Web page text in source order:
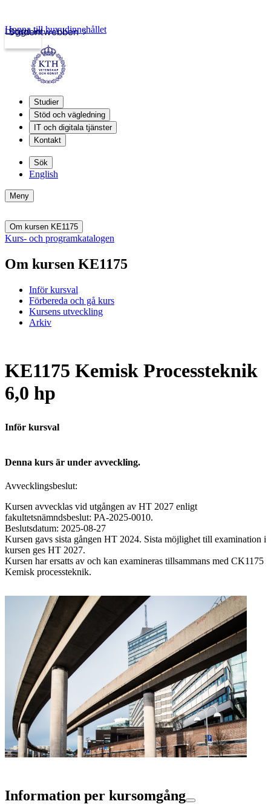
Studentwebben
Logga in
Hoppa till huvudinnehållet
Studier
Stöd och vägledning
IT och digitala tjänster
Kontakt
Sök
English
Meny
Om kursen KE1175
Kurs- och programkatalogen
Om kursen KE1175
Inför kursval
Förbereda och gå kurs
Kursens utveckling
Arkiv
KE1175 Kemisk Processteknik
6,0 hp
Inför kursval
Denna kurs är under avveckling.
Avvecklingsbeslut:
Kursen avvecklas vid utgången av HT 2027 enligt
fakultetsnämndsbeslut: PA-2025-0010.
Beslutsdatum: 2025-08-27
Kursen gavs sista gången HT 2024. Sista möjlighet till examination i
kursen ges HT 2027.
Kursen har ersatts av och kan examineras tillsammans med CK1175
Kemisk processteknik.
Information per kursomgång